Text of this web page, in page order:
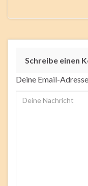
Schreibe einen
Deine Email-